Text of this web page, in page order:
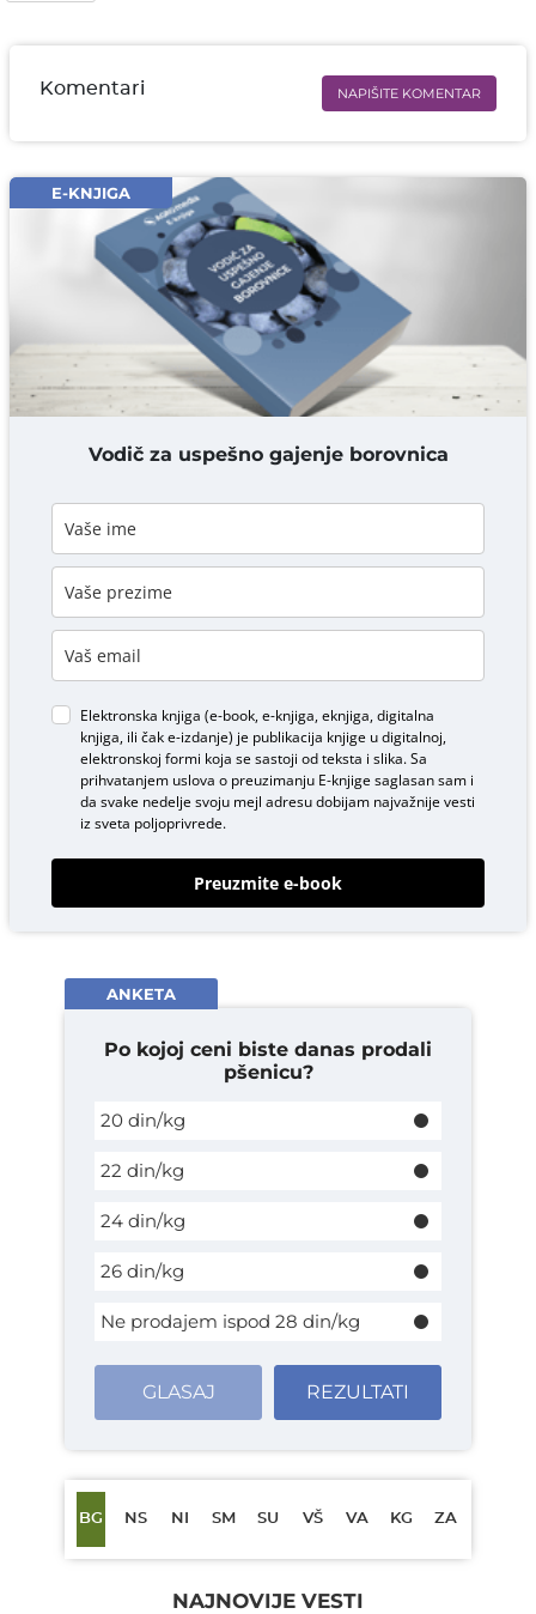
Komentari NAPIŠITE KOMENTAR
Email* obavezno
Komentar* obavezno
DODAJ KOMENTAR
E-KNJIGA
Vodič za uspešno gajenje borovnica
Elektronska knjiga (e-book, e-knjiga, eknjiga, digitalna
knjiga, ili čak e-izdanje) je publikacija knjige u digitalnoj,
elektronskoj formi koja se sastoji od teksta i slika. Sa
prihvatanjem uslova o preuzimanju E-knjigesaglasan sam i
da svake nedelje svoju mejl adresu dobijam najvažnije vesti
iz sveta poljoprivrede.
Preuzmite e-book
ANKETA
Po kojoj ceni biste danas prodali
pšenicu?
20 din/kg
22 din/kg
24 din/kg
26 din/kg
Ne prodajem ispod 28 din/kg
GLASAJ REZULTATI
BG NS NI SM SU VŠ VA KG ZA
NAJNOVIJE VESTI